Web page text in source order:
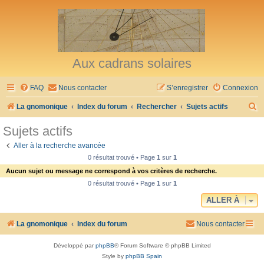
Aux cadrans solaires
FAQ Nous contacter Connexion
S’enregistrer
La gnomonique Index du forum Rechercher Sujets actifs
h
Sujets actifs
Aller à la recherche avancée
0 résultat trouvé • Page 1sur 1
Aucun sujet ou message ne correspond à vos critères de recherche.
0 résultat trouvé • Page 1sur 1
ALLER À
La gnomonique Index du forum Nous contacter
Développé parphpBB® Forum Software © phpBB Limited
Style by phpBB Spain